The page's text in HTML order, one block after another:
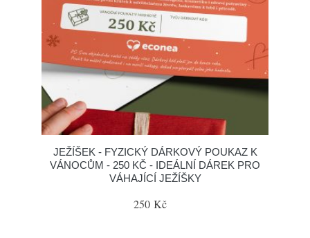
JEŽÍŠEK - FYZICKÝ DÁRKOVÝ POUKAZ K
VÁNOCŮM - 250 KČ - IDEÁLNÍ DÁREK PRO
VÁHAJÍCÍ JEŽÍŠKY
250 Kč